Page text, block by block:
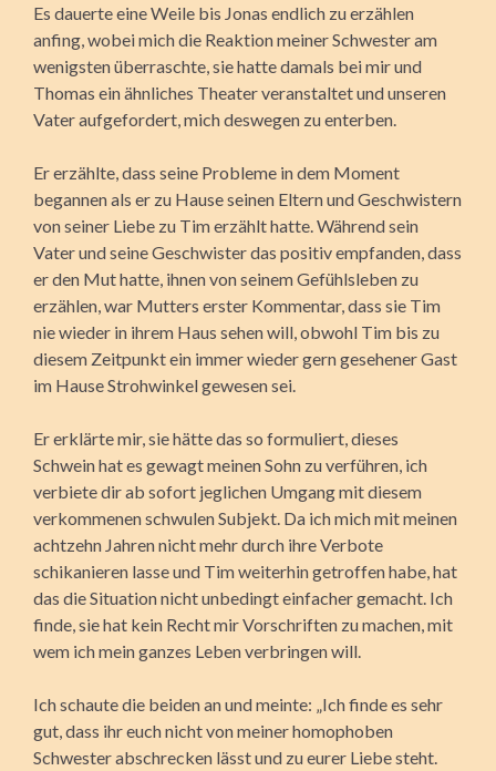
Es dauerte eine Weile bis Jonas endlich zu erzählen
anfing, wobei mich die Reaktion meiner Schwester am
wenigsten überraschte, sie hatte damals bei mir und
Thomas ein ähnliches Theater veranstaltet und unseren
Vater aufgefordert, mich deswegen zu enterben.
Er erzählte, dass seine Probleme in dem Moment
begannen als er zu Hause seinen Eltern und Geschwistern
von seiner Liebe zu Tim erzählt hatte. Während sein
Vater und seine Geschwister das positiv empfanden, dass
er den Mut hatte, ihnen von seinem Gefühlsleben zu
erzählen, war Mutters erster Kommentar, dass sie Tim
nie wieder in ihrem Haus sehen will, obwohl Tim bis zu
diesem Zeitpunkt ein immer wieder gern gesehener Gast
im Hause Strohwinkel gewesen sei.
Er erklärte mir, sie hätte das so formuliert, dieses
Schwein hat es gewagt meinen Sohn zu verführen, ich
verbiete dir ab sofort jeglichen Umgang mit diesem
verkommenen schwulen Subjekt. Da ich mich mit meinen
achtzehn Jahren nicht mehr durch ihre Verbote
schikanieren lasse und Tim weiterhin getroffen habe, hat
das die Situation nicht unbedingt einfacher gemacht. Ich
finde, sie hat kein Recht mir Vorschriften zu machen, mit
wem ich mein ganzes Leben verbringen will.
Ich schaute die beiden an und meinte: „Ich finde es sehr
gut, dass ihr euch nicht von meiner homophoben
Schwester abschrecken lässt und zu eurer Liebe steht.